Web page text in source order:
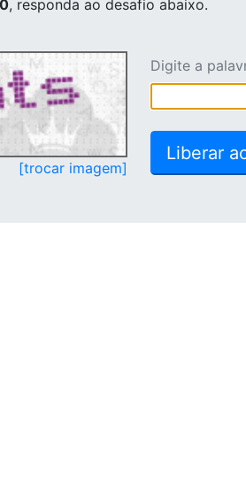
, responda ao desafio abaixo.
[trocar imagem]
Digite a